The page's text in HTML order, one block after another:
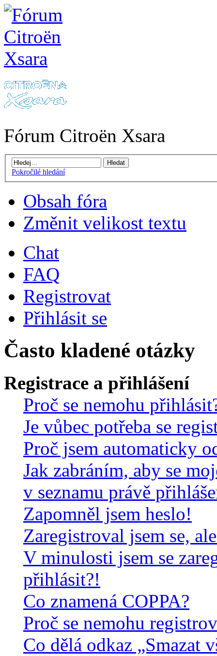
Fórum Citroën Xsara
Pokročilé hledání
Obsah fóra
Změnit velikost textu
Chat
FAQ
Registrovat
Přihlásit se
Často kladené otázky
Registrace a přihlášení
Proč se nemohu
Je vůbec potřeba se
Proč jsem automaticky
Jak zabráním, aby se
v seznamu právě
Zapomněl jsem heslo!
Zaregistroval jsem se,
V minulosti jsem se
přihlásit?!
Co znamená COPPA?
Proč se nemohu
Co dělá odkaz „Smazat